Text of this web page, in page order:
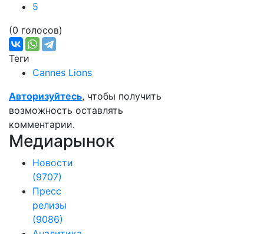
5
(0 голосов)
Теги
Cannes Lions
Авторизуйтесь, чтобы получить
возможность оставлять
комментарии.
Медиарынок
Новости
(9707)
Пресс
релизы
(9086)